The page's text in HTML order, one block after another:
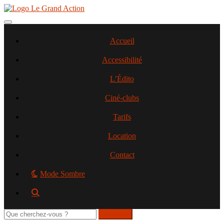
Aller
contenu
Toggle navigation
Accueil
Accessibilité
L’Édito
Ciné-clubs
Tarifs
Location
Contact
Mode Sombre
Rechercher
sur